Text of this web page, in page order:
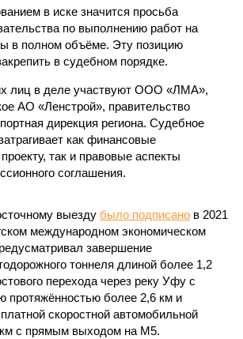
в иске значится просьба
по выполнению работ на
в полном объёме. Эту позицию
в судебном порядке.
лиц в деле участвуют ООО «ЛМА»,
АО «Ленстрой», правительство
дирекция региона. Судебное
как финансовые
так и правовые аспекты
соглашения.
выезду было подписано в 2021
международном экономическом
завершение
тоннеля длиной более 1,2
перехода через реку Уфу с
протяжённостью более 2,6 км и
скоростной автомобильной
км с прямым выходом на М5.